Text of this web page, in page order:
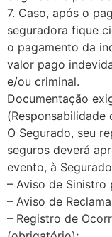
7. Caso, após o
seguradora fique
o pagamento da
valor pago
e/ou criminal.
Documentação
O Segurado, seu
seguros deverá
evento, à
– Aviso de Sinistro
– Aviso de
– Registro de